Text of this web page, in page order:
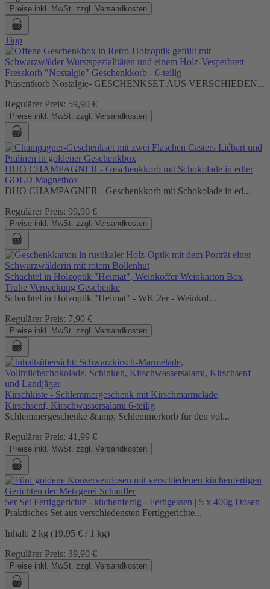
Preise inkl. MwSt. zzgl. Versandkosten
Tipp
Fresskorb "Nostalgie" Geschenkkorb - 6-teilig
Präsentkorb Nostalgie- GESCHENKSET AUS VERSCHIEDEN...
Regulärer Preis: 59,90 €
Preise inkl. MwSt. zzgl. Versandkosten
DUO CHAMPAGNER - Geschenkkorb mit Schokolade in edler
GOLD Magnetbox
DUO CHAMPAGNER - Geschenkkorb mit Schokolade in ed...
Regulärer Preis: 99,90 €
Preise inkl. MwSt. zzgl. Versandkosten
Schachtel in Holzoptik "Heimat", Weinkoffer Weinkarton Box
Truhe Verpackung Geschenke
Schachtel in Holzoptik "Heimat" - WK 2er - Weinkof...
Regulärer Preis: 7,90 €
Preise inkl. MwSt. zzgl. Versandkosten
Kirschkiste - Schlemmergeschenk mit Kirschmarmelade,
Kirschsenf, Kirschwassersalami 6-teilig
Schlemmergeschenke &amp; Schlemmerkorb für den vol...
Regulärer Preis: 41,99 €
Preise inkl. MwSt. zzgl. Versandkosten
5er Set Fertiggerichte - küchenfertig - Fertigessen | 5 x 400g Dosen
Praktisches Set aus verschiedensten Fertiggerichte...
Inhalt: 2 kg (19,95 € / 1 kg)
Regulärer Preis: 39,90 €
Preise inkl. MwSt. zzgl. Versandkosten